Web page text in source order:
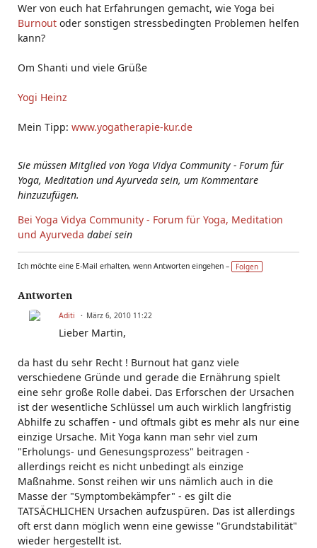
Wer von euch hat Erfahrungen gemacht, wie Yoga bei
Burnout oder sonstigen stressbedingten Problemen helfen
kann?
Om Shanti und viele Grüße
Yogi Heinz
Mein Tipp: www.yogatherapie-kur.de
Sie müssen Mitglied von Yoga Vidya Community - Forum für
Yoga, Meditation und Ayurveda sein, um Kommentare
hinzuzufügen.
Bei Yoga Vidya Community - Forum für Yoga, Meditation
und Ayurveda dabei sein
Ich möchte eine E-Mail erhalten, wenn Antworten eingehen – Folgen
Antworten
Aditi März 6, 2010 11:22
Lieber Martin,
da hast du sehr Recht ! Burnout hat ganz viele
verschiedene Gründe und gerade die Ernährung spielt
eine sehr große Rolle dabei. Das Erforschen der Ursachen
ist der wesentliche Schlüssel um auch wirklich langfristig
Abhilfe zu schaffen - und oftmals gibt es mehr als nur eine
einzige Ursache. Mit Yoga kann man sehr viel zum
"Erholungs- und Genesungsprozess" beitragen -
allerdings reicht es nicht unbedingt als einzige
Maßnahme. Sonst reihen wir uns nämlich auch in die
Masse der "Symptombekämpfer" - es gilt die
TATSÄCHLICHEN Ursachen aufzuspüren. Das ist allerdings
oft erst dann möglich wenn eine gewisse "Grundstabilität"
wieder hergestellt ist.